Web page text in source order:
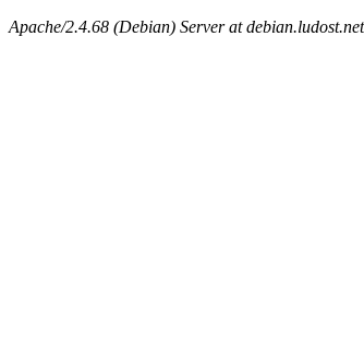
Apache/2.4.68 (Debian) Server at